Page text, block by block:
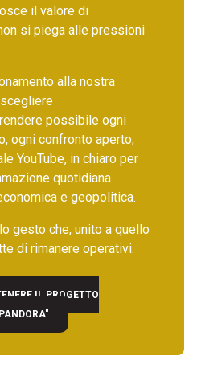
il valore di
si piega alle pressioni
alla nostra
possibile ogni
ogni confronto aperto,
YouTube, in chiaro per
quotidiana
e geopolitica.
gesto che, unito a quello
di rimanere operativi.
IL PROGETTO